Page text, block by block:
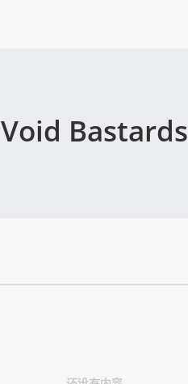
Void Bastards